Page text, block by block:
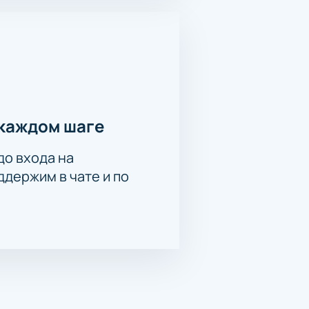
места по схеме зала:
отдельные условия
Узнайте стоимость
вопросы или
шаге
входа на
в чате и по